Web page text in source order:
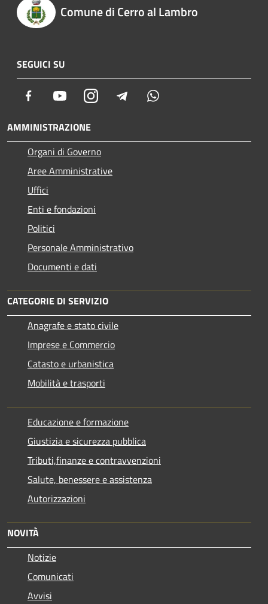
Comune di Cerro al Lambro
SEGUICI SU
Facebook YoutubeInstagram Telegram
AMMINISTRAZIONE
Organi di Governo
Aree Amministrative
Uffici
Enti e fondazioni
Politici
Personale Amministrativo
Documenti e dati
CATEGORIE DI SERVIZIO
Anagrafe e stato civile
Imprese e Commercio
Catasto e urbanistica
Mobilità e trasporti
Educazione e formazione
Giustizia e sicurezza pubblica
Tributi,finanze e contravvenzioni
Salute, benessere e assistenza
Autorizzazioni
NOVITÀ
Notizie
Comunicati
Avvisi